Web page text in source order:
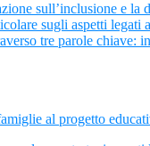
sull’inclusione e la
sugli aspetti legati
tre parole chiave:
al progetto